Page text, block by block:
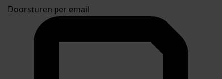
Doorsturen per email